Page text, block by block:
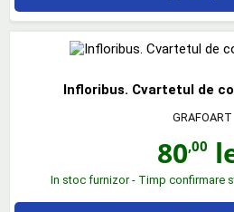
Infloribus. Cvartetul de
GRAFOART
80,00
In stoc furnizor - Timp confirmare